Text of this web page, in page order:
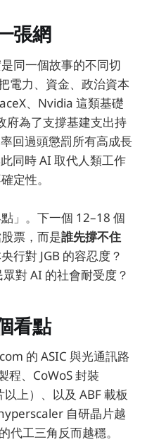
張網
同一個故事的不同切
電力、資金、政治資本
、Nvidia 這類基礎
為了支撐基建支出持
回過頭懲罰所有高成長
同時 AI 取代人類工作
定性。
」。下一個 12–18 個
票，而是誰先撐不住
對 JGB 的容忍度？
對 AI 的社會耐受度？
看點
的 ASIC 與光通訊路
程、CoWoS 封裝
以上）、以及 ABF 載板
自研晶片越
代工三角反而越穩。